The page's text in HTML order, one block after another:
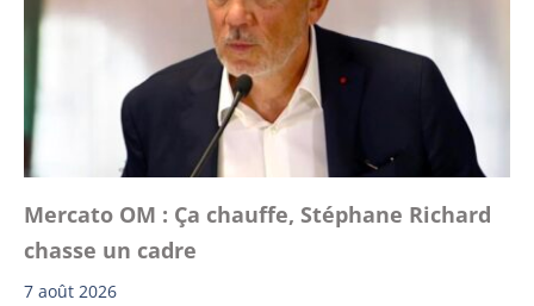
Mercato OM : Ça chauffe, Stéphane Richard
chasse un cadre
7 août 2026